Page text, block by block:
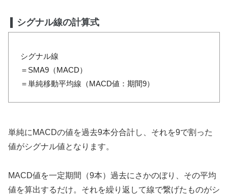
シグナル線の計算式
シグナル線
＝SMA9（MACD）
＝単純移動平均線（MACD値：期間9）
単純にMACDの値を過去9本分合計し、それを9で割った
値がシグナル値となります。
MACD値を一定期間（9本）過去にさかのぼり、その平均
値を算出するだけ。それを繰り返して線で繋げたものがシ